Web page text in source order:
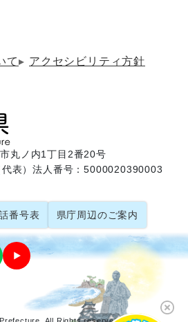
て
アクセシビリティ方針
丸ノ内1丁目2番20号
表）法人番号：5000020390003
番号表 県庁周辺のご案内